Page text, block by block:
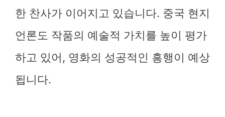
한 찬사가 이어지고 있습니다. 중국 현지
언론도 작품의 예술적 가치를 높이 평가
하고 있어, 영화의 성공적인 흥행이 예상
됩니다.